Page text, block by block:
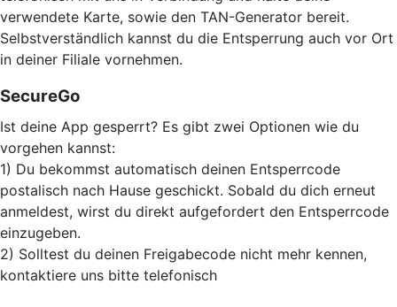
verwendete Karte, sowie den TAN-Generator bereit.
Selbstverständlich kannst du die Entsperrung auch vor Ort
in deiner Filiale vornehmen.
SecureGo
Ist deine App gesperrt? Es gibt zwei Optionen wie du
vorgehen kannst:
1) Du bekommst automatisch deinen Entsperrcode
postalisch nach Hause geschickt. Sobald du dich erneut
anmeldest, wirst du direkt aufgefordert den Entsperrcode
einzugeben.
2) Solltest du deinen Freigabecode nicht mehr kennen,
kontaktiere uns bitte telefonisch